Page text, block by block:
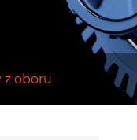
z oboru